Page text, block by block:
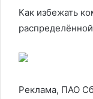
Как избежать
Реклама, ПАО